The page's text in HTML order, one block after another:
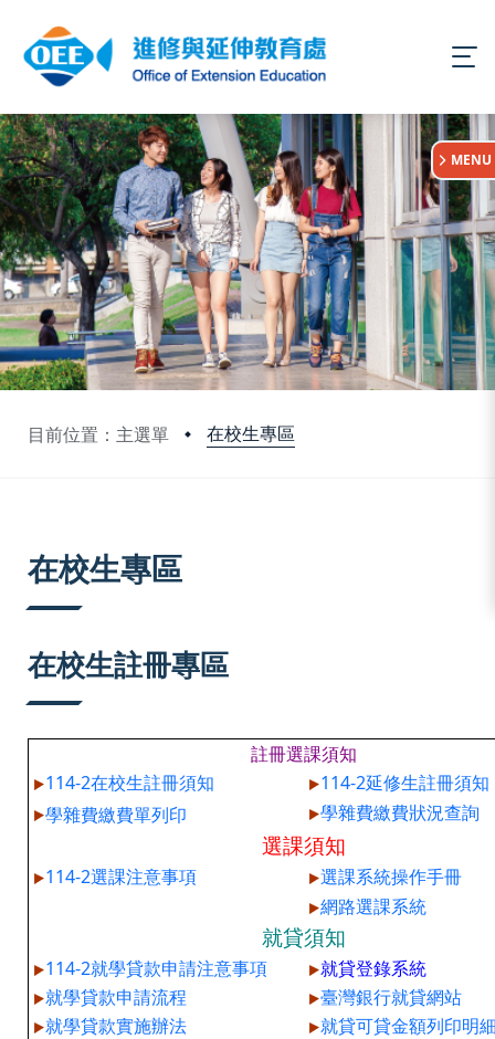
目前位置：主選單 在校生專區
:::
MENU
在校生專區
在校生註冊專區
註冊選課須知
114-2在校生註冊須知
114-2延修生註冊須知
學雜費繳費單列印
學雜費繳費狀況查詢
選課須知
114-2選課注意事項 選課系統操作手冊
網路選課系統
就貸須知
114-2就學貸款申請注意事項
就貸登錄系統
就學貸款申請流程
臺灣銀行就貸網站
就學貸款實施辦法
就貸可貸金額列印明